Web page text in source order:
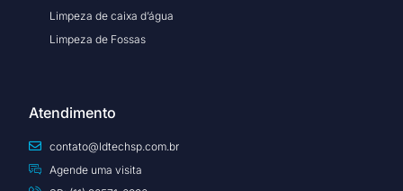
Limpeza de caixa d’água
Limpeza de Fossas
Atendimento
contato@ldtechsp.com.br
Agende uma visita